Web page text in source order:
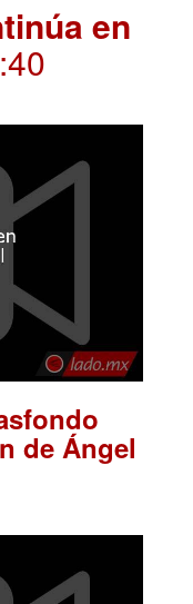
en
de Ángel